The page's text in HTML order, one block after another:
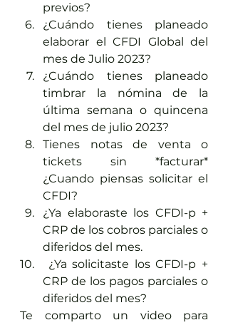
previos?
¿Cuándo tienes planeado
elaborar el CFDI Global del
mes de Julio 2023?
¿Cuándo tienes planeado
timbrar la nómina de la
última semana o quincena
del mes de julio 2023?
Tienes notas de venta o
tickets sin *facturar*
¿Cuando piensas solicitar el
CFDI?
¿Ya elaboraste los CFDI-p +
CRP de los cobros parciales o
diferidos del mes.
CRP de los pagos parciales o
diferidos del mes?
Te comparto un video para